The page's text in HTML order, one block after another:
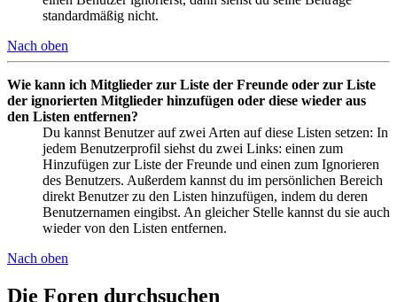
standardmäßig nicht.
Nach oben
Wie kann ich Mitglieder zur Liste der Freunde oder zur Liste
der ignorierten Mitglieder hinzufügen oder diese wieder aus
den Listen entfernen?
Du kannst Benutzer auf zwei Arten auf diese Listen setzen: In
jedem Benutzerprofil siehst du zwei Links: einen zum
Hinzufügen zur Liste der Freunde und einen zum Ignorieren
des Benutzers. Außerdem kannst du im persönlichen Bereich
direkt Benutzer zu den Listen hinzufügen, indem du deren
Benutzernamen eingibst. An gleicher Stelle kannst du sie auch
wieder von den Listen entfernen.
Nach oben
Die Foren durchsuchen